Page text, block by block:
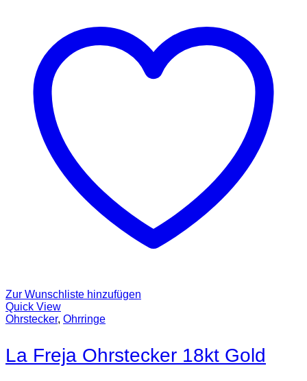
Zur Wunschliste hinzufügen
Quick View
Ohrstecker, Ohrringe
La Freja Ohrstecker 18kt Gold